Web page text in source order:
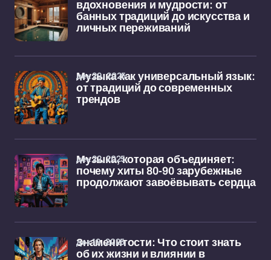
вдохновения и мудрости: от
банных традиций до искусства и
личных переживаний
Музыка как универсальный язык:
от традиций до современных
трендов
дек 29, 2025
Музыка, которая объединяет:
почему хиты 80-90 зарубежные
продолжают завоёвывать сердца
дек 22, 2025
Знаменитости: Что стоит знать
об их жизни и влиянии в
дек 19, 2025